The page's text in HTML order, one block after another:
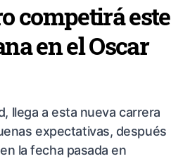
competirá este
en el Oscar
llega a esta nueva carrera
expectativas, después
la fecha pasada en